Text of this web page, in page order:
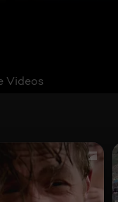
Videos